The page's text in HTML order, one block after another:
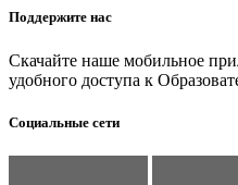
Поддержите нас
Скачайте наше мобильное
удобного доступа к
Социальные сети